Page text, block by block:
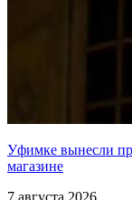
Уфимке вынесли
магазине